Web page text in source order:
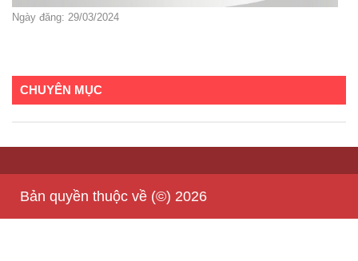
Ngày đăng: 29/03/2024
CHUYÊN MỤC
Bản quyền thuộc về (©) 2026